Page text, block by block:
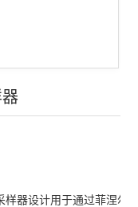
样器设计用于通过菲涅尔